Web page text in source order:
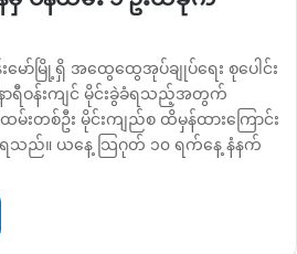
မော်မြို့ရှိ အထွေထွေအုပ်ချုပ်ရေး စုပေါင်း
ာရီဝန်းကျင် မိုင်းခွဲခံရသည့်အတွက်
န်ထမ်းတစ်ဦး မိုင်းကျည်စ ထိမှန်ထားကြောင်း
သည်။ ယနေ့ သြဂုတ် ၁၀ ရက်နေ့ နံနက်